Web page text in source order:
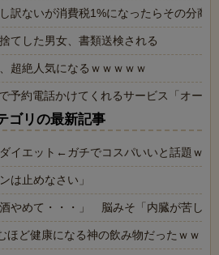
訳ないが消費税1%になったらその分
てした男女、書類送検される
超絶人気になるｗｗｗｗｗ
予約電話かけてくれるサービス「オー
ゴリの最新記事
ダイエット←ガチでコスパいいと話題ｗｗ
は止めなさい」
やめて・・・」 脳みそ「内臓が苦しが
ほど健康になる神の飲み物だったｗｗｗ